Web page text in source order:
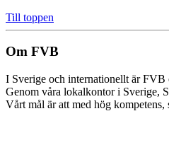
Till toppen
Om FVB
I Sverige och internationellt är FVB
Genom våra lokalkontor i Sverige,
Vårt mål är att med hög